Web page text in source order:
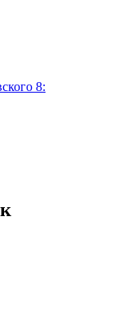
8: